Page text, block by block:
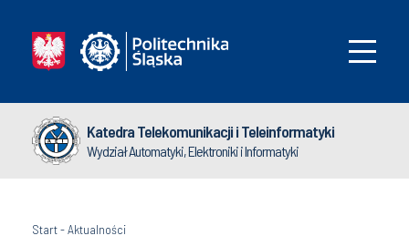
Katedra Telekomunikacji i Teleinformatyki
Wydział Automatyki, Elektroniki i Informatyki
Start-Aktualności